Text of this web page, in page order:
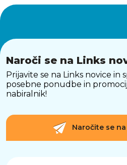
Naroči se na Links
Prijavite se na Links novice in
posebne ponudbe in
nabiralnik!
Naročite se